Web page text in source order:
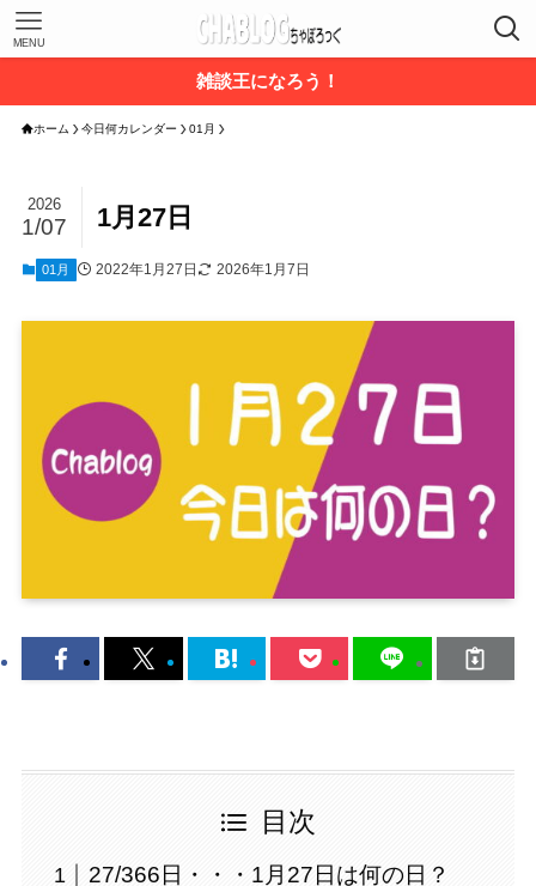
MENU
雑談王になろう！
ホーム 今日何カレンダー 01月
1月27日
2026
1/07
01月 2022年1月27日 2026年1月7日
目次
27/366日・・・1月27日は何の日？